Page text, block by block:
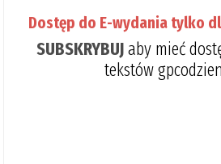
Dostęp do E-wydania tylko
SUBSKRYBUJaby mieć
tekstów